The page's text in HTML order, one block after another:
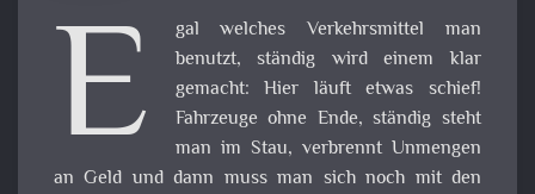
E
gal welches Verkehrsmittel man
benutzt, ständig wird einem klar
gemacht: Hier läuft etwas schief!
Fahrzeuge ohne Ende, ständig steht
man im Stau, verbrennt Unmengen
an Geld und dann muss man sich noch mit den